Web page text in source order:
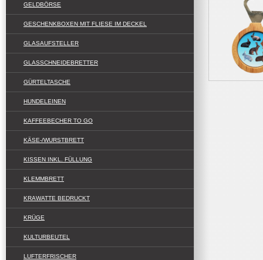
GELDBÖRSE
GESCHENKBOXEN MIT FLIESE IM DECKEL
GLASAUFSTELLER
GLASSCHNEIDEBRETTER
GÜRTELTASCHE
HUNDELEINEN
KAFFEEBECHER TO GO
KÄSE-/WURSTBRETT
KISSEN INKL. FÜLLUNG
KLEMMBRETT
KRAWATTE BEDRUCKT
KRÜGE
KULTURBEUTEL
LUFTERFRISCHER